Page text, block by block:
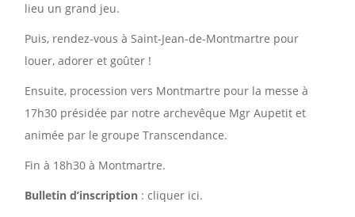
lieu un grand jeu.
Puis, rendez-vous à Saint-Jean-de-Montmartre pour
louer, adorer et goûter !
Ensuite, procession vers Montmartre pour la messe à
17h30 présidée par notre archevêque Mgr Aupetit et
animée par le groupe Transcendance.
Fin à 18h30 à Montmartre.
Bulletin d’inscription : cliquer ici.